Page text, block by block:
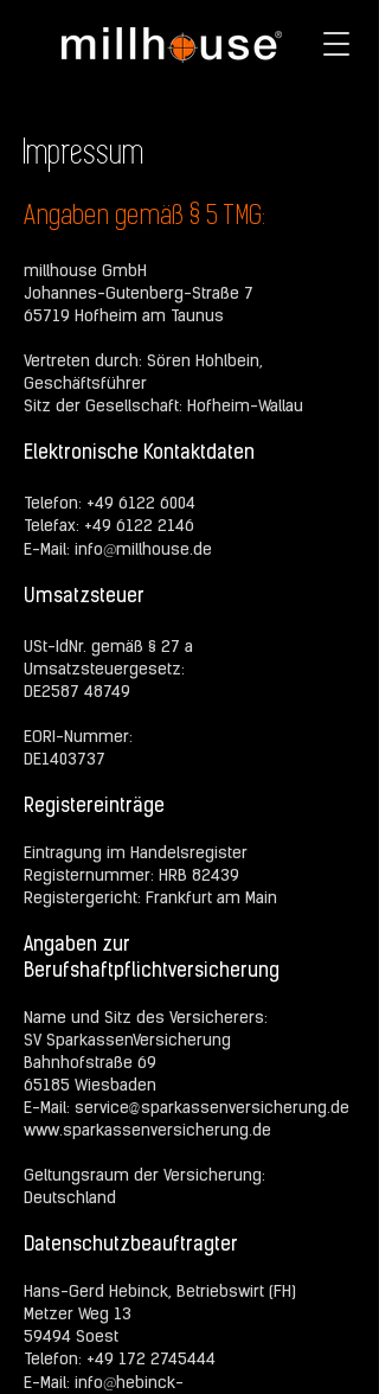
Impressum
Angaben gemäß § 5 TMG:
millhouse GmbH
Johannes-Gutenberg-Straße 7
65719 Hofheim am Taunus
Vertreten durch: Sören Hohlbein,
Geschäftsführer
Sitz der Gesellschaft: Hofheim-Wallau
Elektronische Kontaktdaten
Telefon: +49 6122 6004
Telefax: +49 6122 2146
E-Mail: info@millhouse.de
Umsatzsteuer
USt-IdNr. gemäß § 27 a
Umsatzsteuergesetz:
DE2587 48749
EORI-Nummer:
DE1403737
Registereinträge
Eintragung im Handelsregister
Registernummer: HRB 82439
Registergericht: Frankfurt am Main
Angaben zur
Berufshaftpflichtversicherung
​Name und Sitz des Versicherers:
SV SparkassenVersicherung
Bahnhofstraße 69
65185 Wiesbaden
E-Mail: service@sparkassenversicherung.de
www.sparkassenversicherung.de
Geltungsraum der Versicherung:
Deutschland
Datenschutzbeauftragter
Hans-Gerd Hebinck, Betriebswirt (FH)
Metzer Weg 13
59494 Soest
Telefon: +49 172 2745444
E-Mail: info@hebinck-